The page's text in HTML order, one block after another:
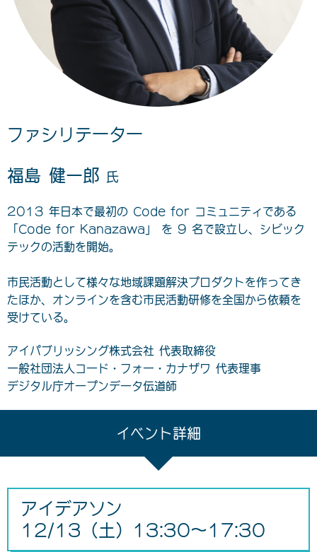
ファシリテーター
福島 健一郎 氏
2013 年日本で最初の Code for コミュニティである
「Code for Kanazawa」 を 9 名で設立し、シビック
テックの活動を開始。
市民活動として様々な地域課題解決プロダクトを作ってき
たほか、オンラインを含む市民活動研修を全国から依頼を
受けている。
アイパブリッシング株式会社 代表取締役
一般社団法人コード・フォー・カナザワ 代表理事
デジタル庁オープンデータ伝道師
イベント詳細
アイデアソン
12/13（土）13:30〜17:30